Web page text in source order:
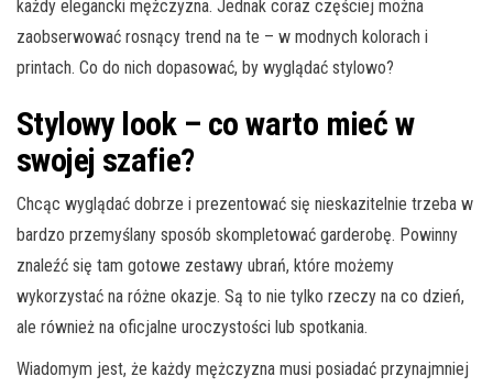
każdy elegancki mężczyzna. Jednak coraz częściej można
zaobserwować rosnący trend na te – w modnych kolorach i
printach. Co do nich dopasować, by wyglądać stylowo?
Stylowy look – co warto mieć w
swojej szafie?
Chcąc wyglądać dobrze i prezentować się nieskazitelnie trzeba w
bardzo przemyślany sposób skompletować garderobę. Powinny
znaleźć się tam gotowe zestawy ubrań, które możemy
wykorzystać na różne okazje. Są to nie tylko rzeczy na co dzień,
ale również na oficjalne uroczystości lub spotkania.
Wiadomym jest, że każdy mężczyzna musi posiadać przynajmniej